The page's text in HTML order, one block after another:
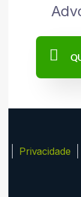
Privacidade